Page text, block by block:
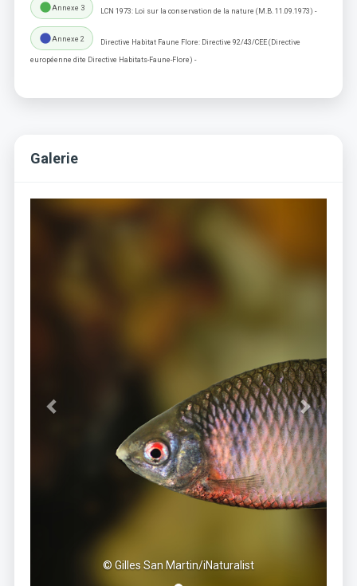
lensAnnexe 3 LCN 1973: Loi sur la conservation de la nature (M.B. 11.09.1973) -
lensAnnexe 2 Directive Habitat Faune Flore: Directive 92/43/CEE (Directive
européenne dite Directive Habitats-Faune-Flore) -
Galerie
© Gilles San Martin/iNaturalist
Previous